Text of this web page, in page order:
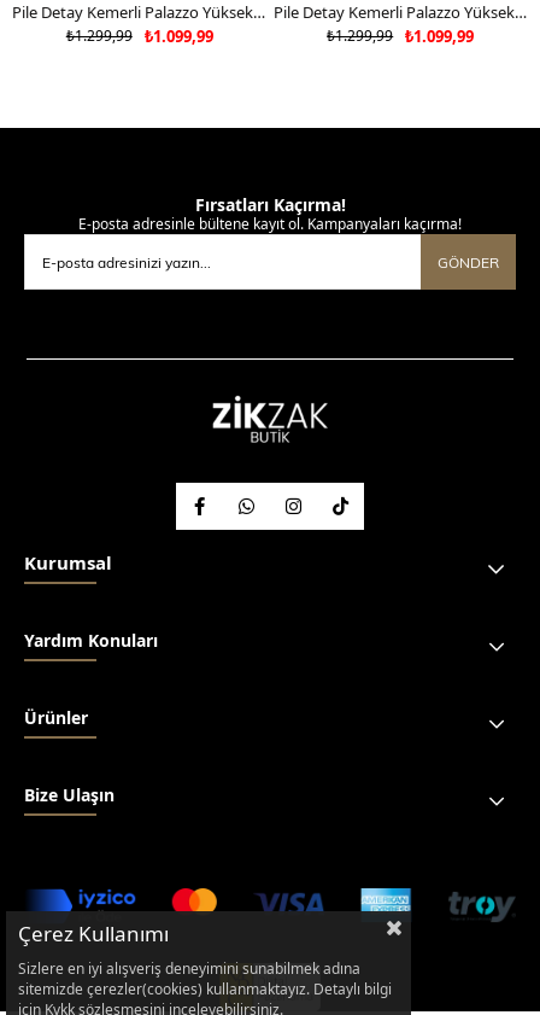
Pile Detay Kemerli Palazzo Yüksek Bel Pantolon Sarı 2081
₺1.099,99
₺1.299,99
Pile Detay Kemerli Palazzo Yüksek Bel Pantolon Mavi 2081
₺1.099,99
₺1.299,99
Fırsatları Kaçırma!
E-posta adresinle bültene kayıt ol. Kampanyaları kaçırma!
GÖNDER
Kurumsal
Yardım Konuları
Ürünler
Bize Ulaşın
Çerez Kullanımı
Sizlere en iyi alışveriş deneyimini sunabilmek adına
sitemizde çerezler(cookies) kullanmaktayız. Detaylı bilgi
için Kvkk sözleşmesini inceleyebilirsiniz.